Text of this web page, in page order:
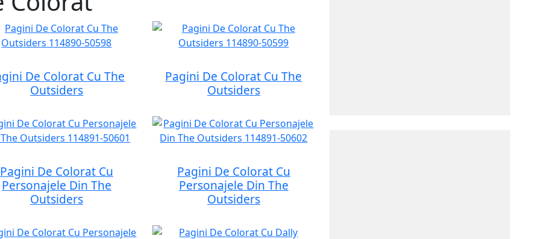
De Colorat Cu The
Outsiders
Pagini De Colorat Cu The
Outsiders
Pagini De Colorat Cu
Personajele Din The
Outsiders
Pagini De Colorat Cu
Personajele Din The
Outsiders